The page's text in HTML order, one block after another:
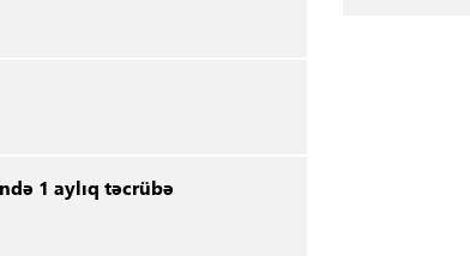
1 aylıq təcrübə